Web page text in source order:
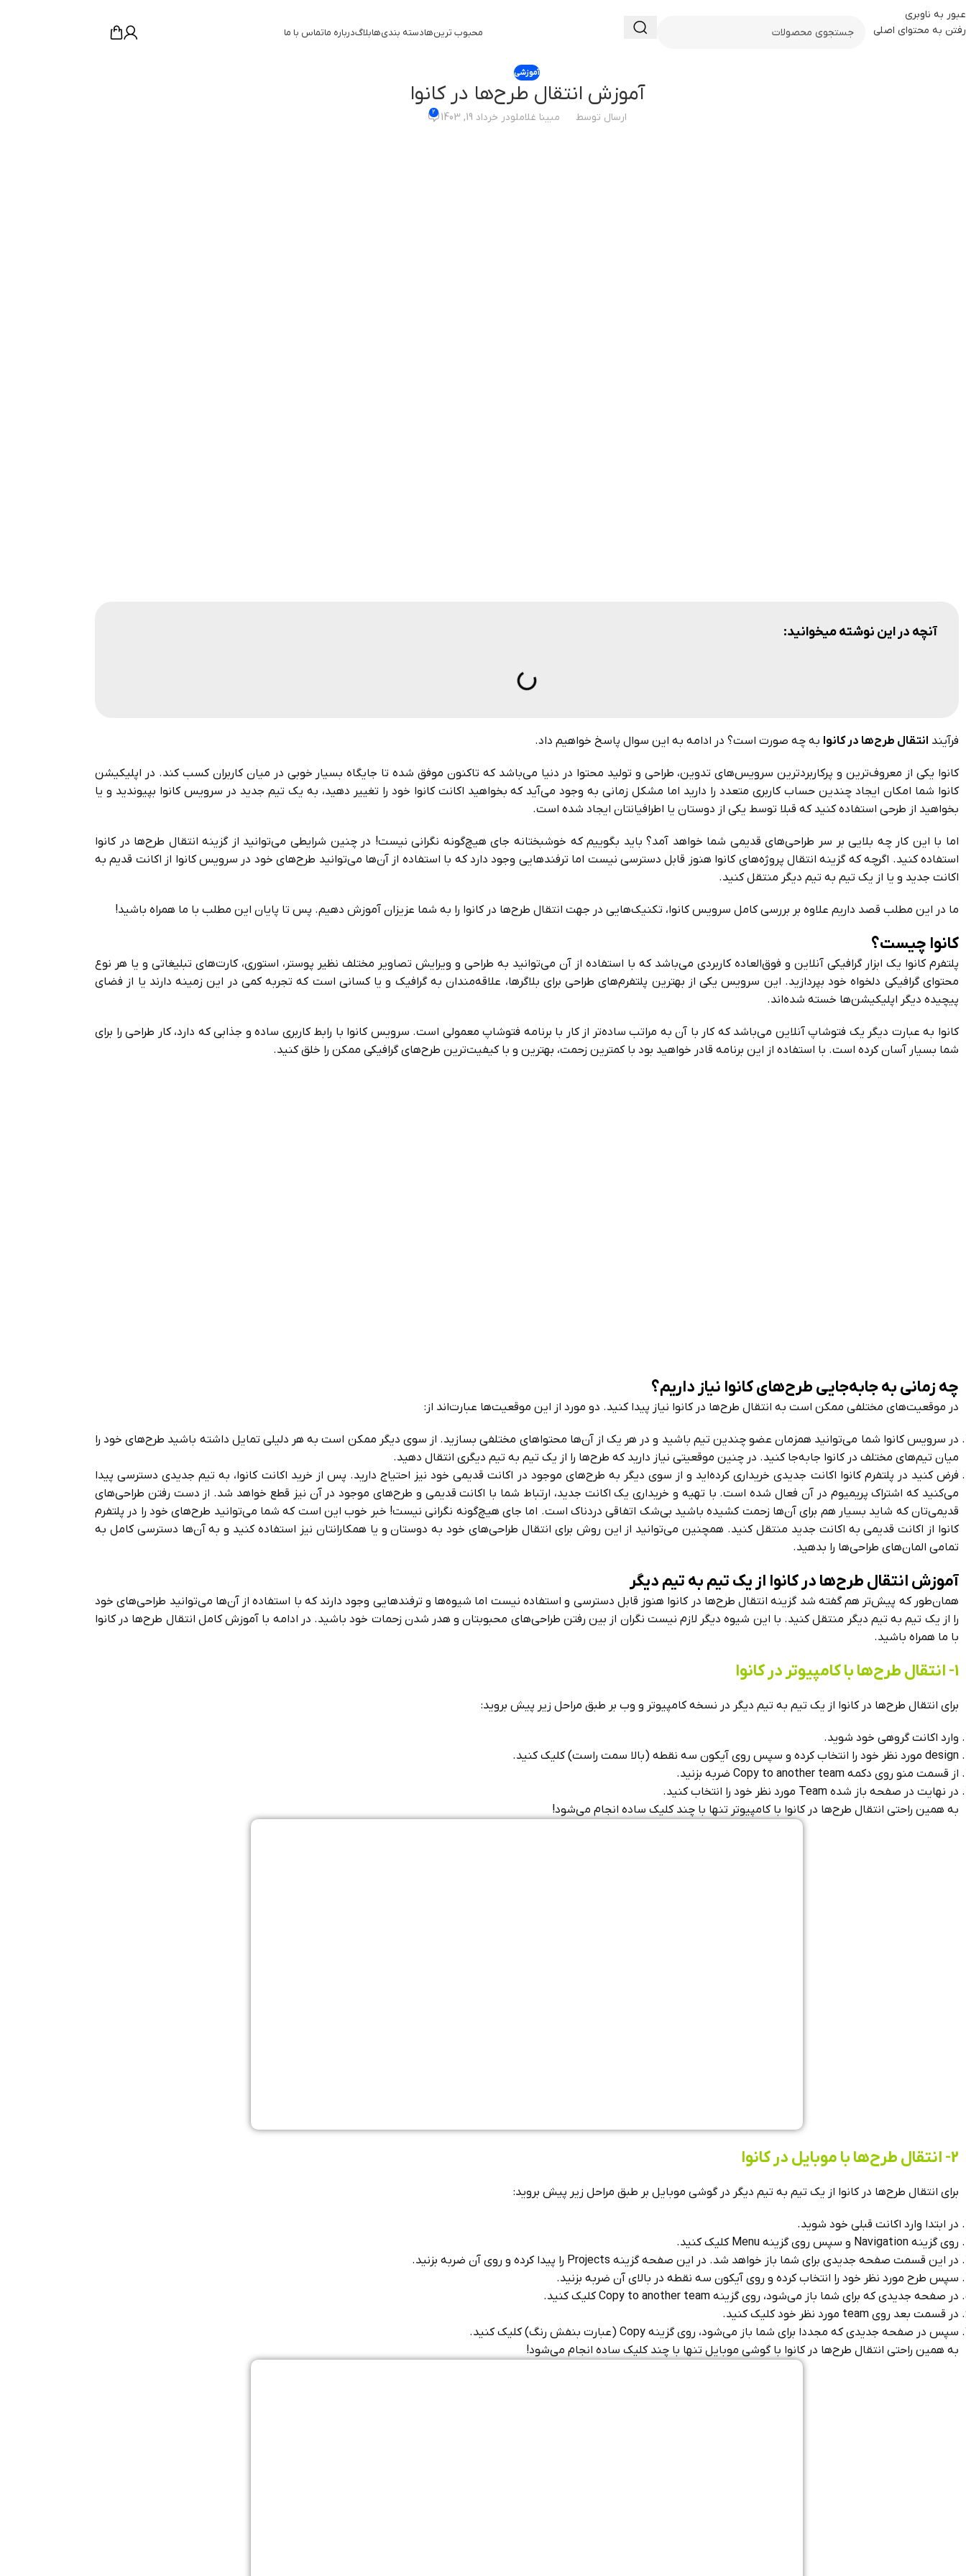
عبور به ناوبری
رفتن به محتوای اصلی
محبوب ترین‌هادسته بندی‌هابلاگدرباره ماتماس با ما
آموزشی
آموزش انتقال طرح‌ها در کانوا
ارسال توسط مبینا غلاملودر خرداد 19, 1403 2
آنچه در این نوشته میخوانید:
فرآیند انتقال طرح‌ها در کانوا به چه صورت است؟ در ادامه به این سوال پاسخ خواهیم داد.
کانوا یکی از معروف‌ترین و پرکاربرد‌ترین سرویس‌های تدوین، طراحی و تولید محتوا در دنیا می‌باشد که تاکنون موفق شده تا جایگاه بسیار خوبی در میان کاربران کسب کند. در اپلیکیشن
کانوا شما امکان ایجاد چندین حساب کاربری متعدد را دارید اما مشکل زمانی به وجود می‌آید که بخواهید اکانت کانوا خود را تغییر دهید، به یک تیم جدید در سرویس کانوا بپیوندید و یا
بخواهید از طرحی استفاده کنید که قبلا توسط یکی از دوستان یا اطرافیانتان ایجاد شده است.
اما با این کار چه بلایی بر سر طراحی‌های قدیمی شما خواهد آمد؟ باید بگوییم که خوشبختانه جای هیچ‌گونه نگرانی نیست! در چنین شرایطی می‌توانید از گزینه انتقال طرح‌ها در کانوا
استفاده کنید. اگرچه که گزینه انتقال پروژه‌های کانوا هنوز قابل دسترسی نیست اما ترفندهایی وجود دارد که با استفاده از آن‌ها می‌توانید طرح‌های خود در سرویس کانوا از اکانت قدیم به
اکانت جدید و یا از یک تیم به تیم دیگر منتقل کنید.
ما در این مطلب قصد داریم علاوه بر بررسی کامل سرویس کانوا، تکنیک‌هایی در جهت انتقال طرح‌ها در کانوا را به شما عزیزان آموزش دهیم. پس تا پایان این مطلب با ما همراه باشید!
کانوا چیست؟
پلتفرم کانوا یک ابزار گرافیکی آنلاین و فوق‌العاده کاربردی می‌باشد که با استفاده از آن می‌توانید به طراحی و ویرایش تصاویر مختلف نظیر پوستر، استوری، کارت‌های تبلیغاتی و یا هر نوع
محتوای گرافیکی دلخواه خود بپردازید. این سرویس یکی از بهترین پلتفرم‌های طراحی برای بلاگرها، علاقه‌مندان به گرافیک و یا کسانی است که تجربه کمی در این زمینه دارند یا از فضای
پیچیده دیگر اپلیکیشن‌ها خسته شده‌اند.
کانوا به عبارت دیگر یک فتوشاپ آنلاین می‌باشد که کار با آن به مراتب ساده‌‎تر از کار با برنامه فتوشاپ معمولی است. سرویس کانوا با رابط کاربری ساده و جذابی که دارد، کار طراحی را برای
شما بسیار آسان کرده است. با استفاده از این برنامه قادر خواهید بود با کمترین زحمت، بهترین و با کیفیت‌ترین طرح‌های گرافیکی ممکن را خلق کنید.
چه زمانی به جابه‌جایی طرح‌های کانوا نیاز داریم؟
در موقعیت‌های مختلفی ممکن است به انتقال طرح‌ها در کانوا نیاز پیدا کنید. دو مورد از این موقعیت‌ها عبارت‌اند از:
در سرویس کانوا شما می‌توانید همزمان عضو چندین تیم باشید و در هر یک از آن‌ها محتواهای مختلفی بسازید. از سوی دیگر ممکن است به هر دلیلی تمایل داشته باشید طرح‌های خود را
میان تیم‌های مختلف در کانوا جابه‌جا کنید. در چنین موقعیتی نیاز دارید که طرح‌ها را از یک تیم به ­تیم دیگری انتقال دهید.
فرض کنید در پلتفرم کانوا اکانت جدیدی خریداری کرده‌اید و از سوی دیگر به طرح‌های موجود در اکانت قدیمی خود نیز احتیاج دارید. پس از خرید اکانت کانوا، به تیم جدیدی دسترسی پیدا
می‌کنید که اشتراک پریمیوم در آن فعال شده است. با تهیه و خریداری یک اکانت جدید، ارتباط شما با اکانت قدیمی و طرح‌های موجود در آن نیز قطع خواهد شد. از دست رفتن طراحی‌های
قدیمی‌تان که شاید بسیار هم برای آن‌ها زحمت کشیده باشید بی‌شک اتفاقی دردناک است. اما جای هیچ‌گونه نگرانی نیست! خبر خوب این است که شما می‌توانید طرح‌های خود را در پلتفرم
کانوا از اکانت قدیمی به اکانت جدید منتقل کنید. همچنین می‌‌توانید از این روش برای انتقال طراحی‌‌های خود به دوستان و یا همکارانتان نیز استفاده کنید و به آن‌ها دسترسی کامل به
تمامی المان‌‌های طراحی‌ها را بدهید.
آموزش انتقال طرح‌ها در کانوا از یک تیم به تیم دیگر
همان‌طور که پیش‌تر هم گفته شد گزینه انتقال طرح‌ها در کانوا هنوز قابل دسترسی و استفاده نیست اما شیوه‌ها و ترفند‌هایی وجود دارند که با استفاده از آن‌ها می‌توانید طراحی‌های خود
را از یک تیم به تیم دیگر منتقل کنید. با این شیوه دیگر لازم نیست نگران از بین رفتن طراحی‌های محبوبتان و هدر شدن زحمات خود باشید. در ادامه با آموزش کامل انتقال طرح‌ها در کانوا
با ما همراه باشید.
1- انتقال طرح‌ها با کامپیوتر در کانوا
برای انتقال طرح‌ها در کانوا از یک تیم به تیم دیگر در نسخه کامپیوتر و وب بر طبق مراحل زیر پیش بروید:
وارد اکانت گروهی خود شوید.
design مورد نظر خود را انتخاب کرده و سپس روی آیکون سه نقطه (بالا سمت راست) کلیک کنید.
از قسمت منو روی دکمه Copy to another team ضربه بزنید.
در نهایت در صفحه باز شده Team مورد نظر خود را انتخاب کنید.
به همین راحتی انتقال طرح‌ها در کانوا با کامپیوتر تنها با چند کلیک ساده انجام می‌شود!
2- انتقال طرح‌ها با موبایل در کانوا
برای انتقال طرح‌ها در کانوا از یک تیم به تیم دیگر در گوشی موبایل بر طبق مراحل زیر پیش بروید:
در ابتدا وارد اکانت قبلی خود شوید.
روی گزینه Navigation و سپس روی گزینه Menu کلیک کنید.
در این قسمت صفحه جدیدی برای شما باز خواهد شد. در این صفحه گزینه Projects را پیدا کرده و روی آن ضربه بزنید.
سپس طرح مورد نظر خود را انتخاب کرده و روی آیکون سه نقطه در بالای آن ضربه بزنید.
در صفحه جدیدی که برای شما باز می‌شود، روی گزینه Copy to another team کلیک کنید.
در قسمت بعد روی team مورد نظر خود کلیک کنید.
سپس در صفحه‌ جدیدی که مجددا برای شما باز می‌شود، روی گزینه Copy (عبارت بنفش رنگ) کلیک کنید.
به همین راحتی انتقال طرح‌ها در کانوا با گوشی موبایل تنها با چند کلیک ساده انجام می‌شود!